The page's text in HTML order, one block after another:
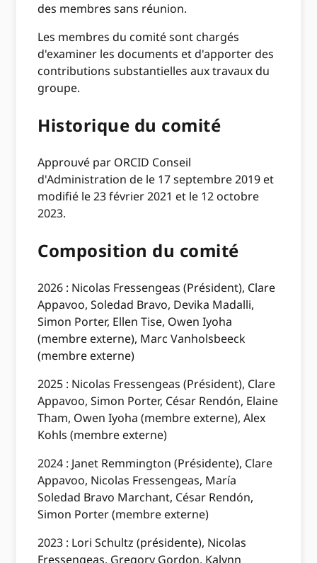
des membres sans réunion.
Les membres du comité sont chargés
d'examiner les documents et d'apporter des
contributions substantielles aux travaux du
groupe.
Historique du comité
Approuvé par ORCID Conseil
d'Administration de le 17 septembre 2019 et
modifié le 23 février 2021 et le 12 octobre
2023.
Composition du comité
2026 : Nicolas Fressengeas (Président), Clare
Appavoo, Soledad Bravo, Devika Madalli,
Simon Porter, Ellen Tise, Owen Iyoha
(membre externe), Marc Vanholsbeeck
(membre externe)
2025 : Nicolas Fressengeas (Président), Clare
Appavoo, Simon Porter, César Rendón, Elaine
Tham, Owen Iyoha (membre externe), Alex
Kohls (membre externe)
2024 : Janet Remmington (Présidente), Clare
Appavoo, Nicolas Fressengeas, María
Soledad Bravo Marchant, César Rendón,
Simon Porter (membre externe)
2023 : Lori Schultz (présidente), Nicolas
Fressengeas, Gregory Gordon, Kalynn